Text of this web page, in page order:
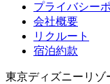
プライバシー
会社概要
リクルート
宿泊約款
東京ディズニーリ